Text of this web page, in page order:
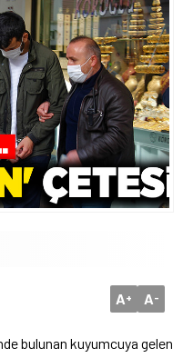
A+ A-
bulunan kuyumcuya gelen